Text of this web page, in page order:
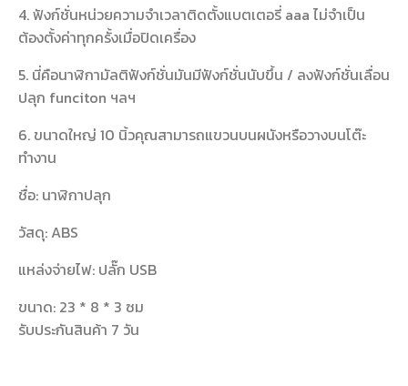
4. ฟังก์ชั่นหน่วยความจำเวลาติดตั้งแบตเตอรี่ aaa ไม่จำเป็น
ต้องตั้งค่าทุกครั้งเมื่อปิดเครื่อง
5. นี่คือนาฬิกามัลติฟังก์ชั่นมันมีฟังก์ชั่นนับขึ้น / ลงฟังก์ชั่นเลื่อน
ปลุก funciton ฯลฯ
6. ขนาดใหญ่ 10 นิ้วคุณสามารถแขวนบนผนังหรือวางบนโต๊ะ
ทำงาน
ชื่อ: นาฬิกาปลุก
วัสดุ: ABS
แหล่งจ่ายไฟ: ปลั๊ก USB
ขนาด: 23 * 8 * 3 ซม
รับประกันสินค้า 7 วัน